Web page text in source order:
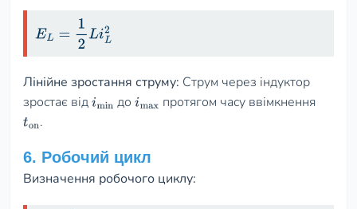
EL=12 LiL2
Лінійне зростання струму: Струм через індуктор
зростає відimin доimax протягом часу ввімкнення
ton.
6. Робочий цикл
Визначення робочого циклу: